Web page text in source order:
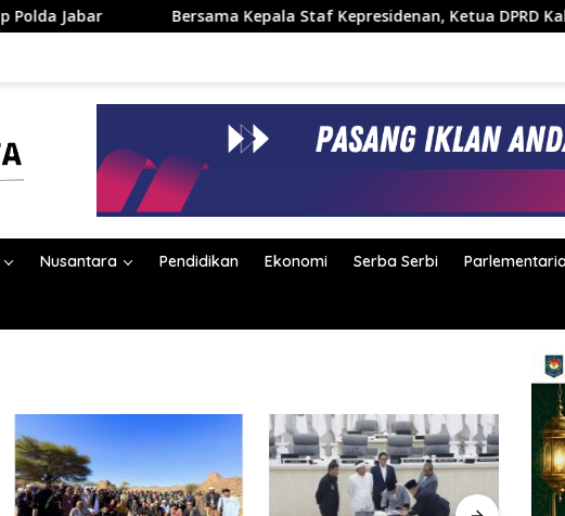
Bersama Kepala Staf Kepresidenan, Ketua DPRD Kabupaten Bandung
Nusantara Pendidikan Ekonomi Serba Serbi